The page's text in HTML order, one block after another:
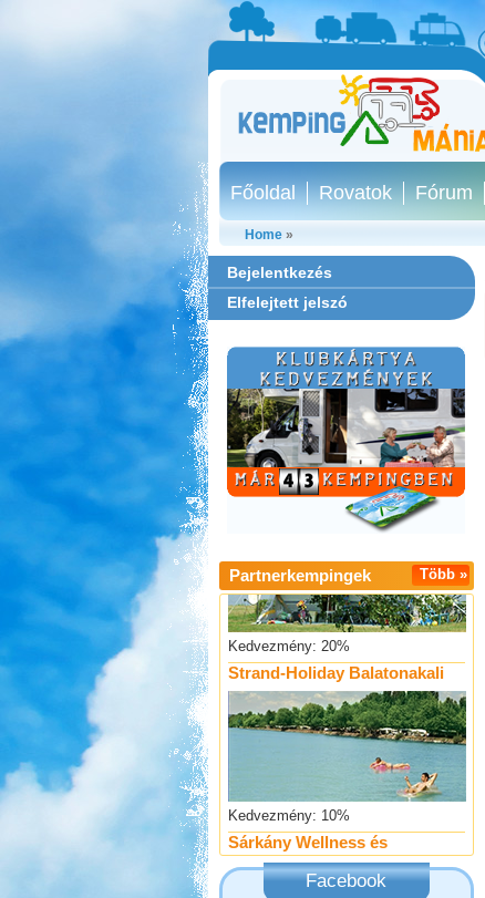
Főoldal Rovatok Fórum
Home»
Bejelentkezés
Elfelejtett jelszó
Több »
Partnerkempingek
Park Strand Kemping és
Túrafalu
Kedvezmény: 20%
Strand-Holiday Balatonakali
Kedvezmény: 10%
Sárkány Wellness és
Gyógyfürdő Kemping
Facebook